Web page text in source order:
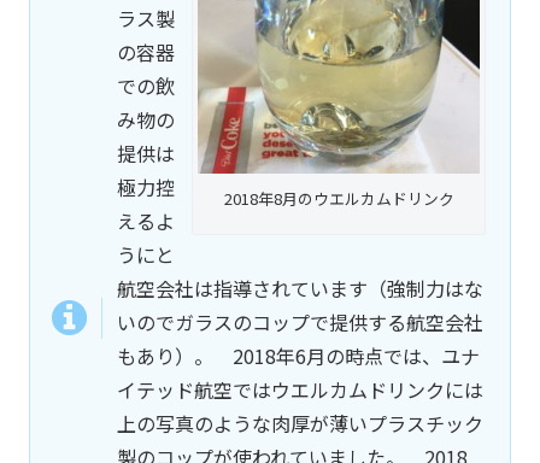
2018年8月のウエルカムドリンク
ラス製
の容器
での飲
み物の
提供は
極力控
えるよ
うにと
航空会社は指導されています（強制力はな
いのでガラスのコップで提供する航空会社
もあり）。 2018年6月の時点では、ユナ
イテッド航空ではウエルカムドリンクには
上の写真のような肉厚が薄いプラスチック
製のコップが使われていました。 2018